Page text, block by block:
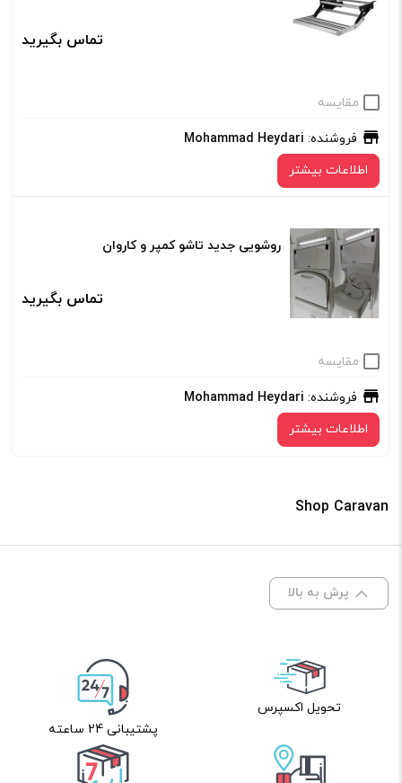
تماس بگیرید
مقایسه
فروشنده: Mohammad Heydari
اطلاعات بیشتر
روشویی جدید تاشو کمپر و کاروان
تماس بگیرید
مقایسه
فروشنده: Mohammad Heydari
اطلاعات بیشتر
Shop Caravan
پرش به بالا
تحویل اکسپرس
پشتیبانی 24 ساعته